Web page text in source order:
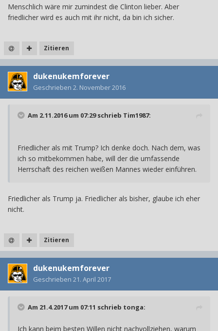
Menschlich wäre mir zumindest die Clinton lieber. Aber
friedlicher wird es auch mit ihr nicht, da bin ich sicher.
Zitieren
dukenukemforever
Geschrieben 2. November 2016
Am 2.11.2016 um 07:29 schrieb Tim1987:
Friedlicher als mit Trump? Ich denke doch. Nach dem, was
ich so mitbekommen habe, will der die umfassende
Herrschaft des reichen weißen Mannes wieder einführen.
Friedlicher als Trump ja. Friedlicher als bisher, glaube ich eher
nicht.
Zitieren
dukenukemforever
Geschrieben 21. April 2017
Am 21.4.2017 um 07:11 schrieb tonga:
Ich kann beim besten Willen nicht nachvollziehen, warum